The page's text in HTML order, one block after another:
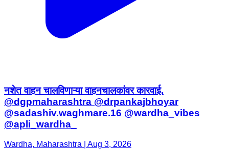
नशेत वाहन चालविणाऱ्या वाहनचालकांवर कारवाई.
@dgpmaharashtra @drpankajbhoyar
@sadashiv.waghmare.16 @wardha_vibes
@apli_wardha_
Wardha, Maharashtra | Aug 3, 2026